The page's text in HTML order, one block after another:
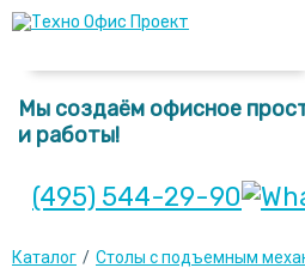
Мы создаём офисное
и работы!
(495) 544-29-90
Каталог / Столы с подъемным